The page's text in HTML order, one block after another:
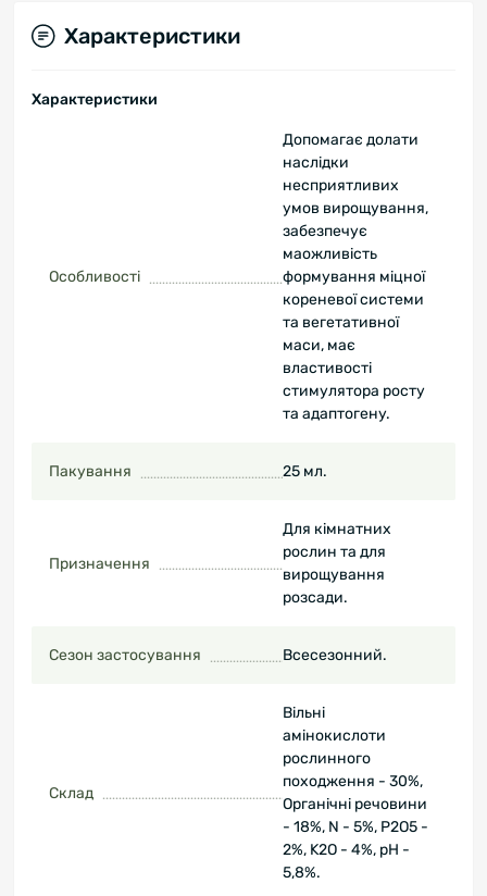
Характеристики
Характеристики
Особливості
Допомагає долати
наслідки
несприятливих
умов вирощування,
забезпечує
маожливість
формування міцної
кореневої системи
та вегетативної
маси, має
властивості
стимулятора росту
та адаптогену.
Пакування 25 мл.
Призначення
Для кімнатних
рослин та для
вирощування
розсади.
Сезон застосування Всесезонний.
Склад
Вільні
амінокислоти
рослинного
походження - 30%,
Органічні речовини
- 18%, N - 5%, P2O5 -
2%, K2O - 4%, pH -
5,8%.